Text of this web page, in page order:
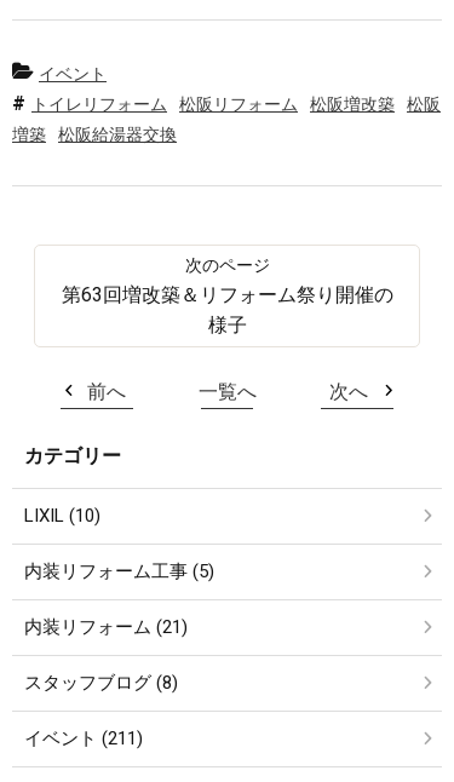
イベント
トイレリフォーム
松阪リフォーム 松阪増改築
松阪
増築
松阪給湯器交換
第63回増改築＆リフォーム祭り開催の
様子
前へ 一覧へ 次へ
カテゴリー
LIXIL (10)
内装リフォーム工事 (5)
内装リフォーム (21)
スタッフブログ (8)
イベント (211)